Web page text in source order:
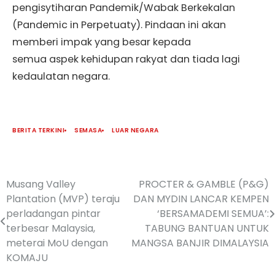
pengisytiharan Pandemik/Wabak Berkekalan
(Pandemic in Perpetuaty). Pindaan ini akan
memberi impak yang besar kepada
semua aspek kehidupan rakyat dan tiada lagi
kedaulatan negara.
BERITA TERKINI SEMASA LUAR NEGARA
Musang Valley
Plantation (MVP) teraju
perladangan pintar
terbesar Malaysia,
meterai MoU dengan
KOMAJU
PROCTER & GAMBLE (P&G)
DAN MYDIN LANCAR KEMPEN
‘BERSAMADEMI SEMUA’:
TABUNG BANTUAN UNTUK
MANGSA BANJIR DIMALAYSIA